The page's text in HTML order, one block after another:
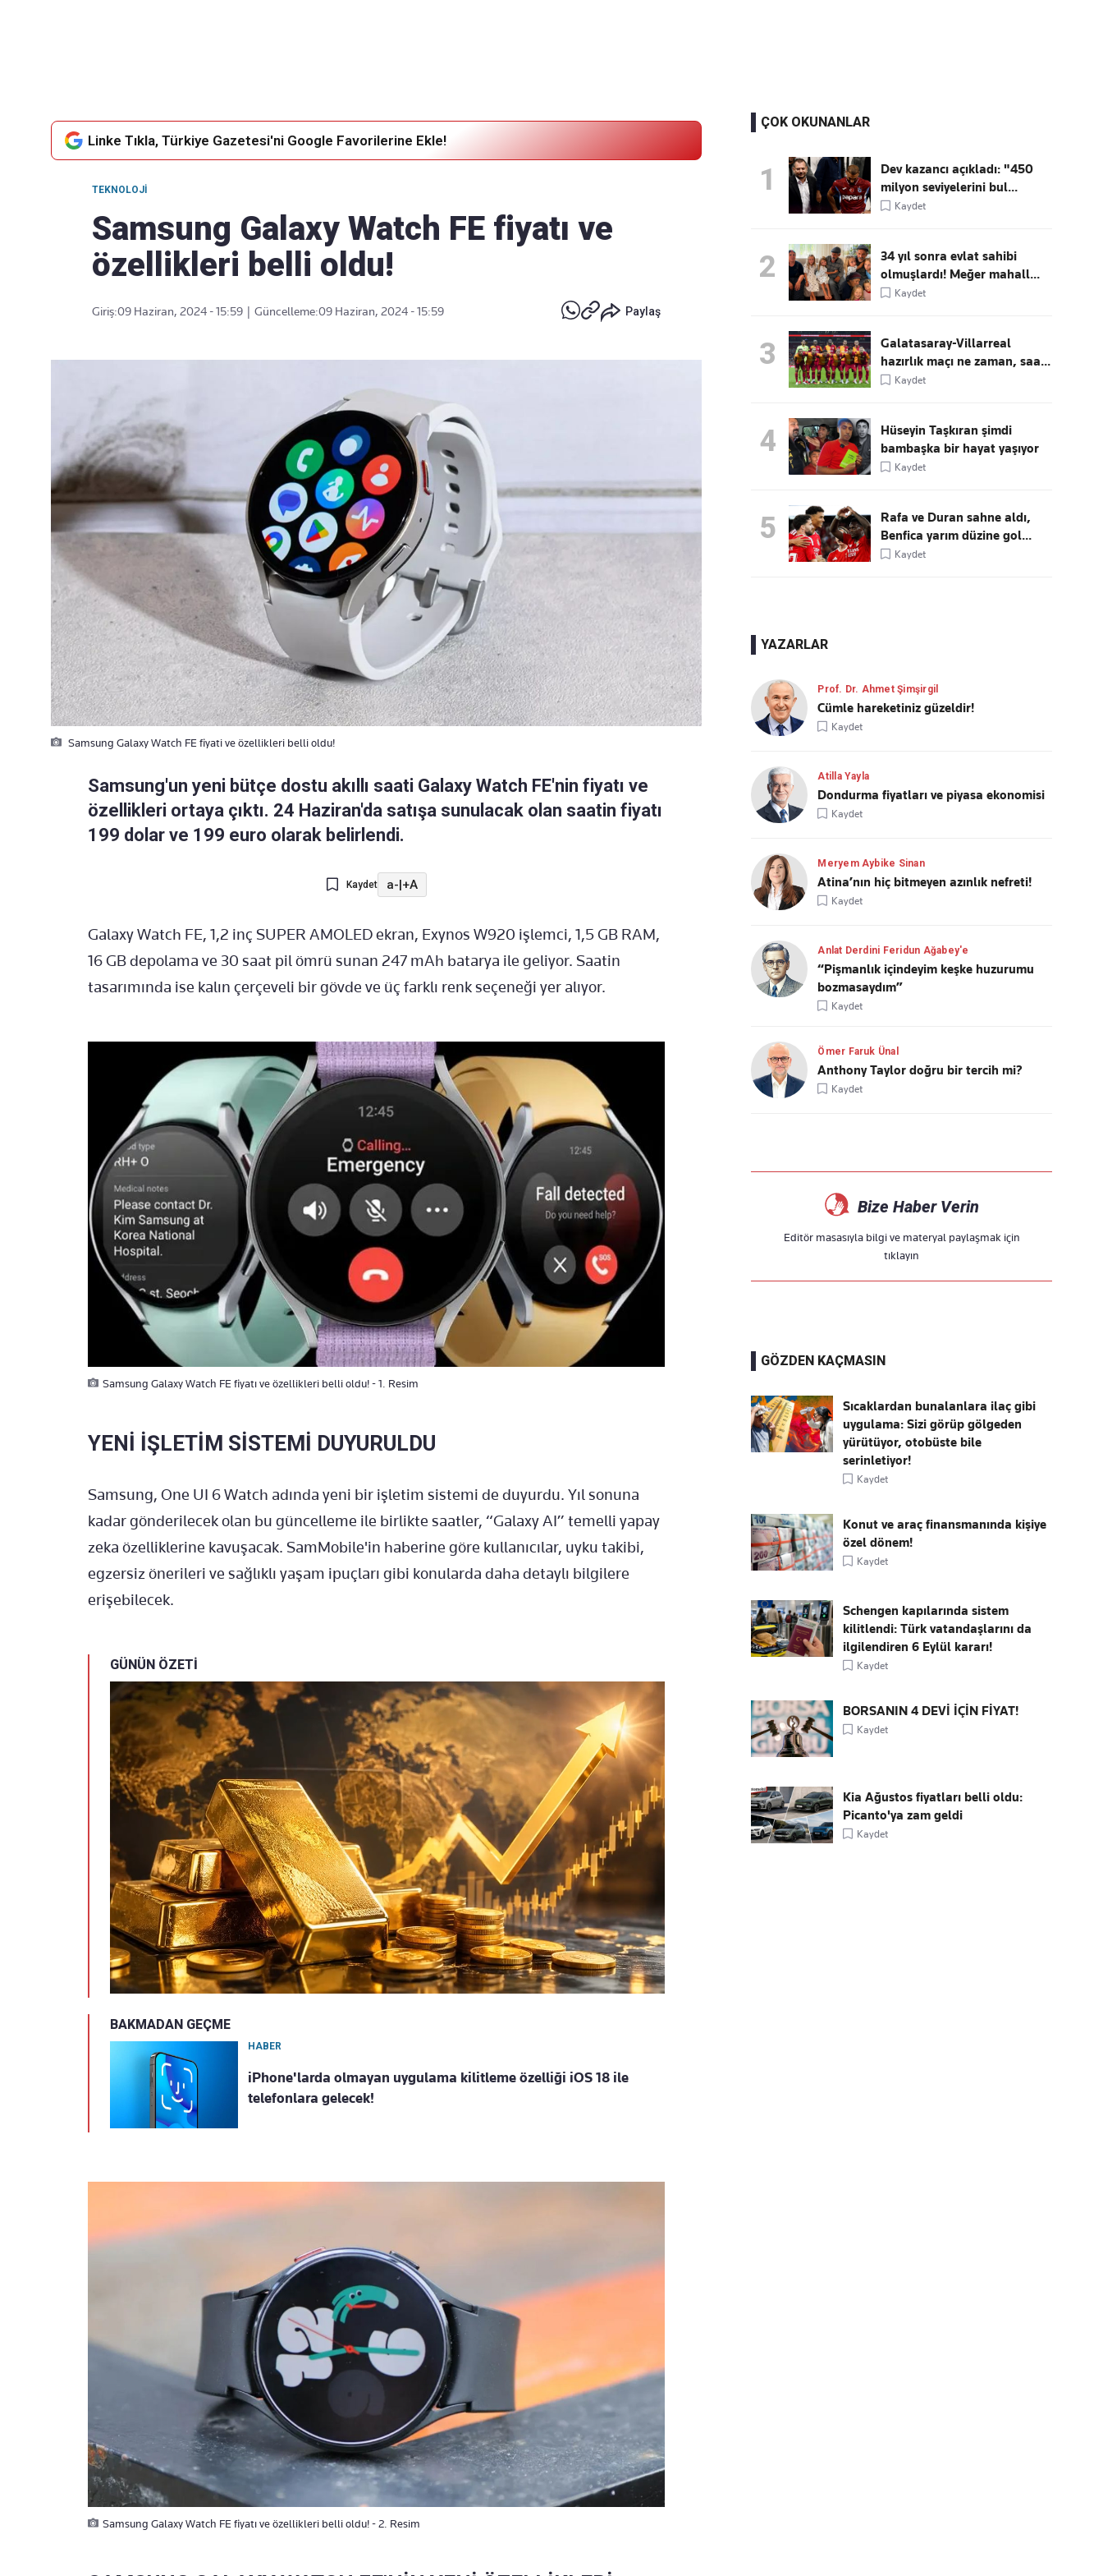
Linke Tıkla, Türkiye Gazetesi'ni Google Favorilerine Ekle!
TEKNOLOJI
Samsung Galaxy Watch FE fiyatı ve
özellikleri belli oldu!
Giriş:09 Haziran, 2024 - 15:59 Güncelleme:09 Haziran, 2024 - 15:59 Paylaş
Samsung Galaxy Watch FE fiyati ve özellikleri belli oldu!
Samsung'un yeni bütçe dostu akıllı saati Galaxy Watch FE'nin fiyatı ve
özellikleri ortaya çıktı. 24 Haziran'da satışa sunulacak olan saatin fiyatı
199 dolar ve 199 euro olarak belirlendi.
Kaydet a-|+A
Galaxy Watch FE, 1,2 inç SUPER AMOLED ekran, Exynos W920 işlemci, 1,5 GB RAM,
16 GB depolama ve 30 saat pil ömrü sunan 247 mAh batarya ile geliyor. Saatin
tasarımında ise kalın çerçeveli bir gövde ve üç farklı renk seçeneği yer alıyor.
Samsung Galaxy Watch FE fiyatı ve özellikleri belli oldu! - 1. Resim
YENİ İŞLETİM SİSTEMİ DUYURULDU
Samsung, One UI 6 Watch adında yeni bir işletim sistemi de duyurdu. Yıl sonuna
kadar gönderilecek olan bu güncelleme ile birlikte saatler, “Galaxy AI” temelli yapay
zeka özelliklerine kavuşacak. SamMobile'in haberine göre kullanıcılar, uyku takibi,
egzersiz önerileri ve sağlıklı yaşam ipuçları gibi konularda daha detaylı bilgilere
erişebilecek.
GÜNÜN ÖZETİ
BAKMADAN GEÇME
HABER
iPhone'larda olmayan uygulama kilitleme özelliği iOS 18 ile
telefonlara gelecek!
Samsung Galaxy Watch FE fiyatı ve özellikleri belli oldu! - 2. Resim
ÇOK OKUNANLAR
1
Dev kazancı açıkladı: "450
milyon seviyelerini bul...
Kaydet
2
34 yıl sonra evlat sahibi
olmuşlardı! Meğer mahall...
Kaydet
3
Galatasaray-Villarreal
hazırlık maçı ne zaman, saa...
Kaydet
4
Hüseyin Taşkıran şimdi
bambaşka bir hayat yaşıyor
Kaydet
5
Rafa ve Duran sahne aldı,
Benfica yarım düzine gol...
Kaydet
YAZARLAR
Prof. Dr. Ahmet Şimşirgil
Cümle hareketiniz güzeldir!
Kaydet
Atilla Yayla
Dondurma fiyatları ve piyasa ekonomisi
Kaydet
Meryem Aybike Sinan
Atina’nın hiç bitmeyen azınlık nefreti!
Kaydet
Anlat Derdini Feridun Ağabey'e
“Pişmanlık içindeyim keşke huzurumu
bozmasaydım”
Kaydet
Ömer Faruk Ünal
Anthony Taylor doğru bir tercih mi?
Kaydet
Bize Haber Verin
Editör masasıyla bilgi ve materyal paylaşmak için
tıklayın
GÖZDEN KAÇMASIN
Sıcaklardan bunalanlara ilaç gibi
uygulama: Sizi görüp gölgeden
yürütüyor, otobüste bile
serinletiyor!
Kaydet
Konut ve araç finansmanında kişiye
özel dönem!
Kaydet
Schengen kapılarında sistem
kilitlendi: Türk vatandaşlarını da
ilgilendiren 6 Eylül kararı!
Kaydet
BORSANIN 4 DEVİ İÇİN FİYAT!
Kaydet
Kia Ağustos fiyatları belli oldu:
Picanto'ya zam geldi
Kaydet